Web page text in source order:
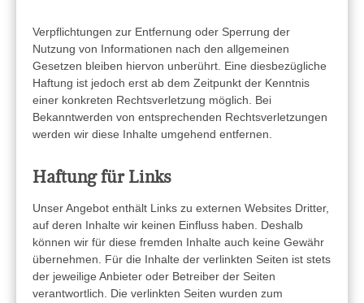
Verpflichtungen zur Entfernung oder Sperrung der
Nutzung von Informationen nach den allgemeinen
Gesetzen bleiben hiervon unberührt. Eine diesbezügliche
Haftung ist jedoch erst ab dem Zeitpunkt der Kenntnis
einer konkreten Rechtsverletzung möglich. Bei
Bekanntwerden von entsprechenden Rechtsverletzungen
werden wir diese Inhalte umgehend entfernen.
Haftung für Links
Unser Angebot enthält Links zu externen Websites Dritter,
auf deren Inhalte wir keinen Einfluss haben. Deshalb
können wir für diese fremden Inhalte auch keine Gewähr
übernehmen. Für die Inhalte der verlinkten Seiten ist stets
der jeweilige Anbieter oder Betreiber der Seiten
verantwortlich. Die verlinkten Seiten wurden zum